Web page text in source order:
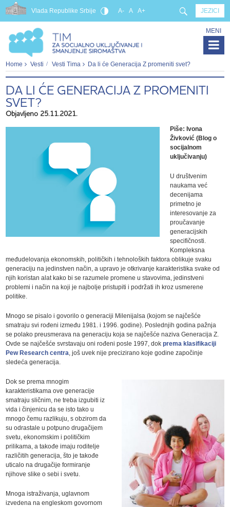
Vlada Republike Srbije JEZICI
A- A A+
MENI
Home Vesti Vesti Tima Da li će Generacija Z promeniti svet?
DA LI ĆE GENERACIJA Z PROMENITI
SVET?
Objavljeno 25.11.2021.
Piše: Ivona
Živković (Blog o
socijalnom
uključivanju)
U društvenim
naukama već
decenijama
primetno je
interesovanje za
proučavanje
generacijskih
specifičnosti.
Kompleksna
međudelovanja ekonomskih, političkih i tehnoloških faktora oblikuje svaku
generaciju na jedinstven način, a upravo je otkrivanje karakteristika svake od
njih koristan alat kako bi se razumele promene u stavovima, jedinstveni
problemi i način na koji je najbolje pristupiti i podržati ih kroz usmerene
politike.
Mnogo se pisalo i govorilo o generaciji Milenijalsa (kojom se najčešće
smatraju svi rođeni između 1981. i 1996. godine). Poslednjih godina pažnja
se polako preusmerava na generaciju koja se najčešće naziva Generacija Z.
Ovde se najčešće svrstavaju oni rođeni posle 1997, dokprema klasifikaciji
Pew Research centra , još uvek nije precizirano koje godine započinje
sledeća generacija.
Dok se prema mnogim
karakteristikama ove generacije
smatraju sličnim, ne treba izgubiti iz
vida i činjenicu da se isto tako u
mnogo čemu razlikuju, s obzirom da
su odrastale u potpuno drugačijem
svetu, ekonomskim i političkim
prilikama, a takođe imaju roditelje
različitih generacija, što je takođe
uticalo na drugačije formiranje
njihove slike o sebi i svetu.
Mnoga istraživanja, uglavnom
izvedena na engleskom govornom